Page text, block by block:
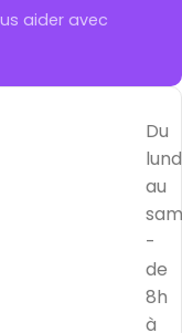
aider avec
Du
au
-
de
8h
à